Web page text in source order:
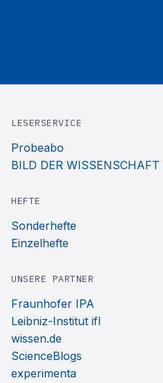
LESERSERVICE
Probeabo
BILD DER
HEFTE
Sonderhefte
Einzelhefte
UNSERE PARTNER
Fraunhofer IPA
Leibniz-Institut ifl
wissen.de
ScienceBlogs
experimenta